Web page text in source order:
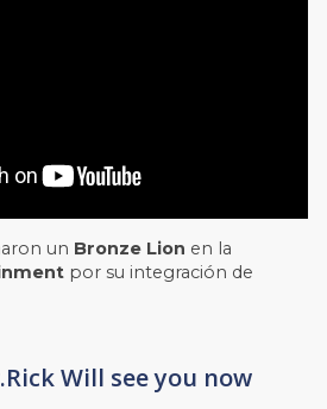
un Bronze Lion en la
por su integración de
Will see you now